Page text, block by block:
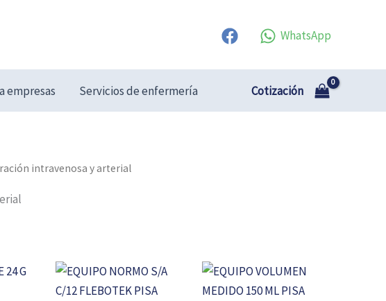
WhatsApp
empresas Servicios de enfermería Cotización
intravenosa y arterial